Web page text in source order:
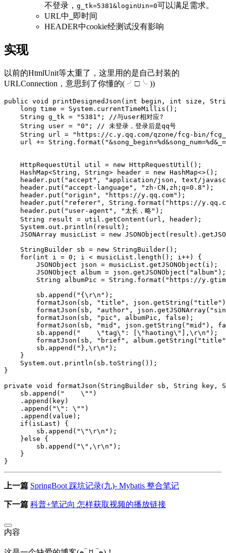
不登录， g_tk=5381&loginUin=0可以满足需求。
URL中
即时间
HEADER中cookie经测试没有影响
实现
以前的HtmlUnit等太重了，这里用的是自己封装的
URLConnection，意思到了你懂的( ╯□╰ ))
public void printDesignedJson ( int begin , int size ,
long time = System . currentTimeMillis ();
String g_tk = "5381" ;
//与user相对应?
String
user = "0" ;
// 未登录，登录后是qq号
String
url =
"https://c.y.qq.com/qzone/fcg-bin/
url += String . format (
HttpRequestUtil util = new HttpRequestUtil ();
HashMap<String , String> header = new HashMap<>();
header . put ( "accept" ,
"application/json, text/
header . put ( "accept-language" , "zh-CN,zh;q=0.8" );
header . put ( "origin" , "https://y.qq.com" );
header . put ( "referer" , String . format ( "https://
header . put ( "user-agent" , "太长，略" );
String
result = util . getContent ( url , header);
System . out . println ( result );
JSONArray musicList = new JSONObject ( result ).
StringBuilder sb = new StringBuilder();
for( int i = 0 ; i < musicList . length (); i++)
{
JSONObject
json = musicList . getJSONObject ( i );
JSONObject
album = json . getJSONObject ( "album" );
String
albumPic = String . format ( "https://
sb . append ( "{\r\n" );
formatJson ( sb , "title" , json . getString ( "title"
formatJson ( sb , "author" , json . getJSONArray(
formatJson ( sb , "pic" , albumPic , false );
formatJson ( sb , "mid" , json . getString ( "mid" ),
sb . append ( "    \"tag\": [\"haoting\"],\r\n" );
formatJson ( sb , "brief" , album . getString ( "title"
sb . append ( "},\r\n" );
}
System . out . println ( sb . toString ());
}
private void formatJson ( StringBuilder sb , String key ,
sb . append ( "    \"" )
. append ( key)
. append ( "\": \"" )
. append ( value );
if ( isLast )
{
sb . append ( "\"\r\n" );
}else
{
sb . append ( "\",\r\n" );
}
}
上一篇 SpringBoot 踩坑记录(九)- Mybatis 整合笔记
下一篇 科普+笔记向 怎样获取视频的播放链接
内容